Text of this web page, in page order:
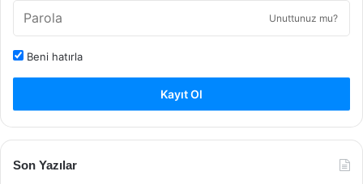
Unuttunuz mu?
Beni hatırla
Kayıt Ol
Son Yazılar